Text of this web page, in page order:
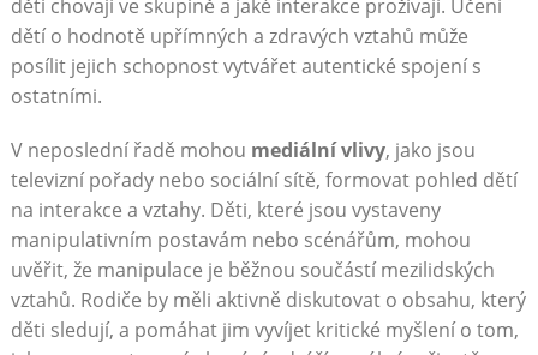
děti chovají ve skupině a jaké interakce prožívají. Učení
dětí o hodnotě upřímných a zdravých vztahů může
posílit jejich schopnost vytvářet autentické spojení s
ostatními.
V neposlední řadě mohou mediální vlivy, jako jsou
televizní pořady nebo sociální sítě, formovat pohled dětí
na interakce a vztahy. Děti, které jsou vystaveny
manipulativním postavám nebo scénářům, mohou
uvěřit, že manipulace je běžnou součástí mezilidských
vztahů. Rodiče by měli aktivně diskutovat o obsahu, který
děti sledují, a pomáhat jim vyvíjet kritické myšlení o tom,